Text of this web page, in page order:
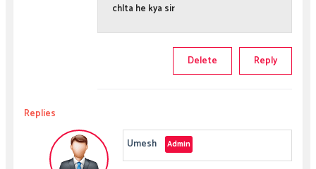
chlta he kya sir
Reply
Delete
Replies
Umesh